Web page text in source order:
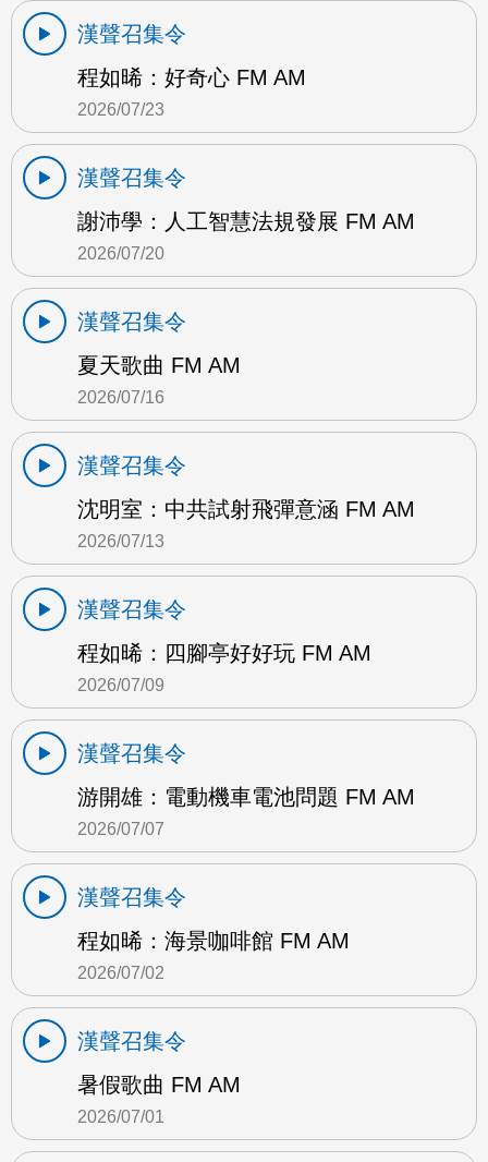
漢聲召集令
程如晞：好奇心 FM AM
2026/07/23
漢聲召集令
謝沛學：人工智慧法規發展 FM AM
2026/07/20
漢聲召集令
夏天歌曲 FM AM
2026/07/16
漢聲召集令
沈明室：中共試射飛彈意涵 FM AM
2026/07/13
漢聲召集令
程如晞：四腳亭好好玩 FM AM
2026/07/09
漢聲召集令
游開雄：電動機車電池問題 FM AM
2026/07/07
漢聲召集令
程如晞：海景咖啡館 FM AM
2026/07/02
漢聲召集令
暑假歌曲 FM AM
2026/07/01